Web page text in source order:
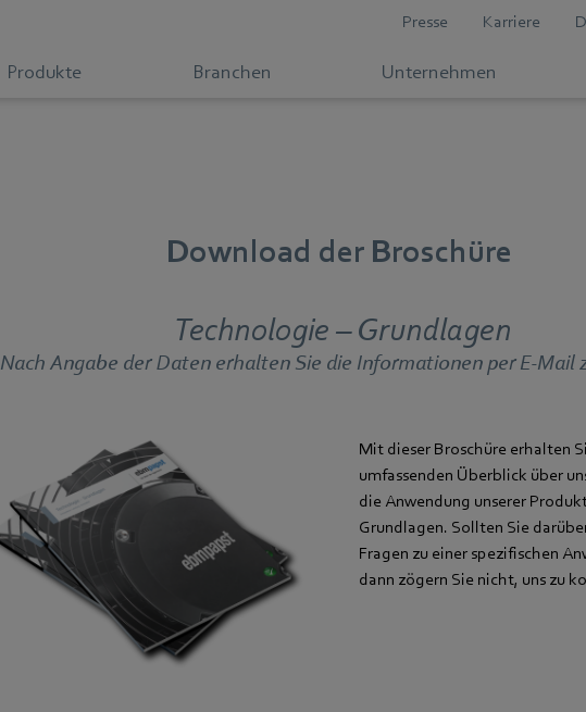
Presse Karriere
Produkte Branchen Unternehmen
Download der Broschüre
Technologie – Grundlagen
Nach Angabe der Daten erhalten Sie die Informationen per E-Mail
Mit dieser Broschüre erhalten
umfassenden Überblick über
die Anwendung unserer
Grundlagen. Sollten Sie
Fragen zu einer spezifischen
dann zögern Sie nicht, uns zu